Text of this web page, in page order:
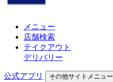
メニュー
店舗検索
テイクアウト
デリバリー
公式アプリ その他サイトメニュー